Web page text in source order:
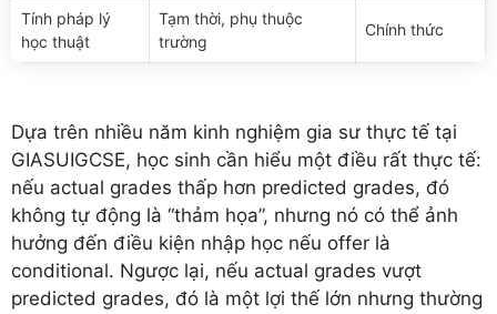
Tính pháp lý
học thuật
Tạm thời, phụ thuộc
trường
Chính thức
Dựa trên nhiều năm kinh nghiệm gia sư thực tế tại
GIASUIGCSE, học sinh cần hiểu một điều rất thực tế:
nếu actual grades thấp hơn predicted grades, đó
không tự động là “thảm họa”, nhưng nó có thể ảnh
hưởng đến điều kiện nhập học nếu offer là
conditional. Ngược lại, nếu actual grades vượt
predicted grades, đó là một lợi thế lớn nhưng thường